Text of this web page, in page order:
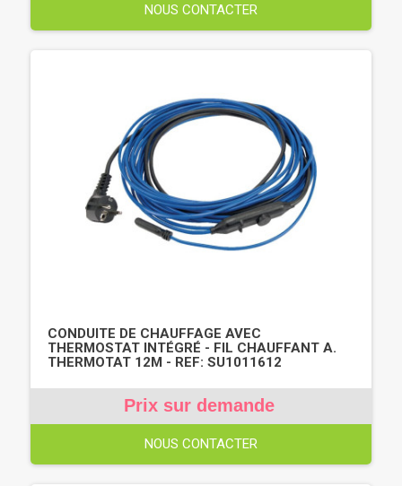
NOUS CONTACTER
CONDUITE DE CHAUFFAGE AVEC
THERMOSTAT INTÉGRÉ - FIL CHAUFFANT A.
THERMOTAT 12M - REF: SU1011612
Prix sur demande
NOUS CONTACTER